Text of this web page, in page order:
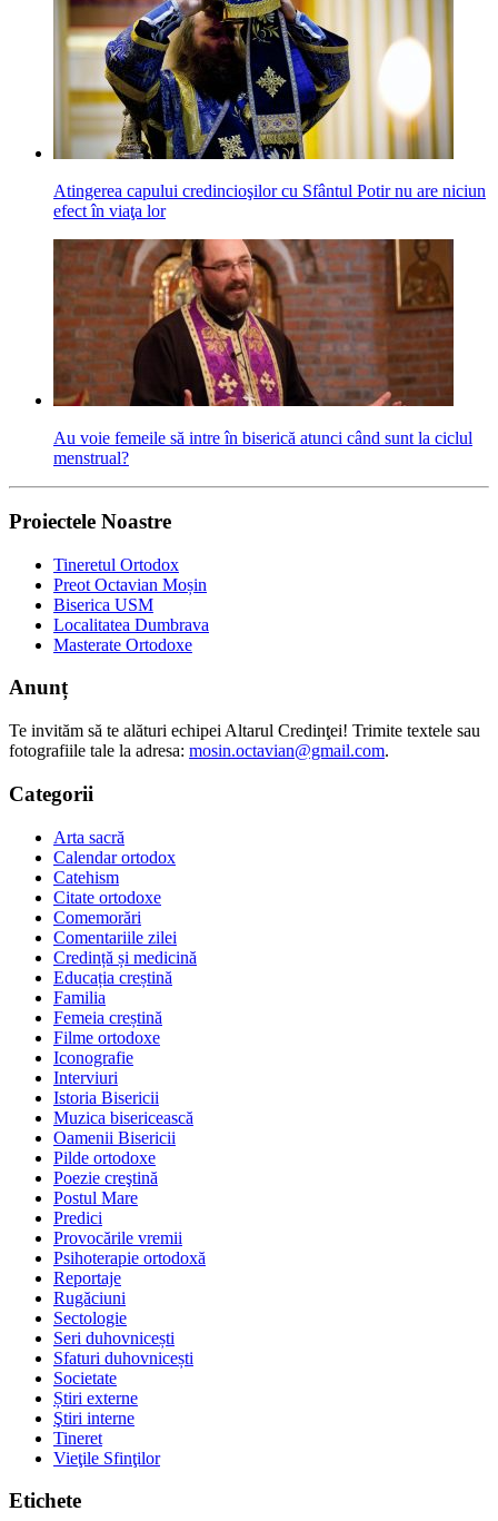
Atingerea capului credincioşilor cu Sfântul Potir nu are niciun
efect în viaţa lor
Au voie femeile să intre în biserică atunci când sunt la ciclul
menstrual?
Proiectele Noastre
Tineretul Ortodox
Preot Octavian Moșin
Biserica USM
Localitatea Dumbrava
Masterate Ortodoxe
Anunț
Te invităm să te alături echipei Altarul Credinţei! Trimite textele sau
fotografiile tale la adresa: mosin.octavian@gmail.com.
Categorii
Arta sacră
Calendar ortodox
Catehism
Citate ortodoxe
Comemorări
Comentariile zilei
Credință și medicină
Educația creștină
Familia
Femeia creștină
Filme ortodoxe
Iconografie
Interviuri
Istoria Bisericii
Muzica bisericească
Oamenii Bisericii
Pilde ortodoxe
Poezie creştină
Postul Mare
Predici
Provocările vremii
Psihoterapie ortodoxă
Reportaje
Rugăciuni
Sectologie
Seri duhovnicești
Sfaturi duhovnicești
Societate
Știri externe
Ştiri interne
Tineret
Vieţile Sfinţilor
Etichete